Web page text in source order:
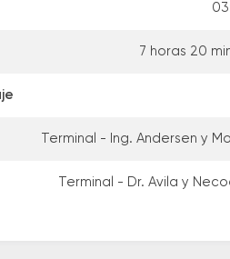
7 horas 20
Terminal - Ing. Andersen y
Terminal - Dr. Avila y